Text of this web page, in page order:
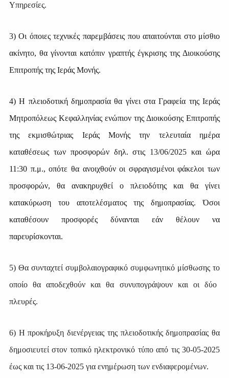
Υπηρεσίες.
3) Οι όποιες τεχνικές παρεμβάσεις πουαπαιτούνται στο μίσθιο
ακίνητο, θα γίνονται κατόπιν γραπτής έγκρισης της Διοικούσης
Επιτροπής της Ιεράς Μονής.
4)Η πλειοδοτική δημοπρασία θα γίνει στα Γραφεία τηςΙεράς
Μητροπόλεως Κεφαλληνίας ενώπιον της Διοικούσης Επιτροπής
της εκμισθώτριας Ιεράς Μονής την τελευταίαημέρα
καταθέσεως των προσφορών δηλ. στις 13/06/2025 καιώρα
11:30 π.μ., οπότε θα ανοιχθούν οι σφραγισμένοι φάκελοι των
προσφορών, θα ανακηρυχθείο πλειοδότης και θα γίνει
κατακύρωση του αποτελέσματος της δημοπρασίας.Όσοι
καταθέσουν προσφορές δύνανταιεάν θέλουν να
παρευρίσκονται.
5) Θα συνταχτεί συμβολαιογραφικό συμφωνητικό μίσθωσης το
οποίοθα αποδεχθούν και θα συνυπογράψουν και οιδύο
πλευρές.
6) Η προκήρυξη διενέργειας της πλειοδοτικής δημοπρασίας θα
δημοσιευτείστον τοπικό ηλεκτρονικό τύποαπό τις 30-05-2025
έως και τις 13-06-2025 για ενημέρωση τωνενδιαφερομένων.